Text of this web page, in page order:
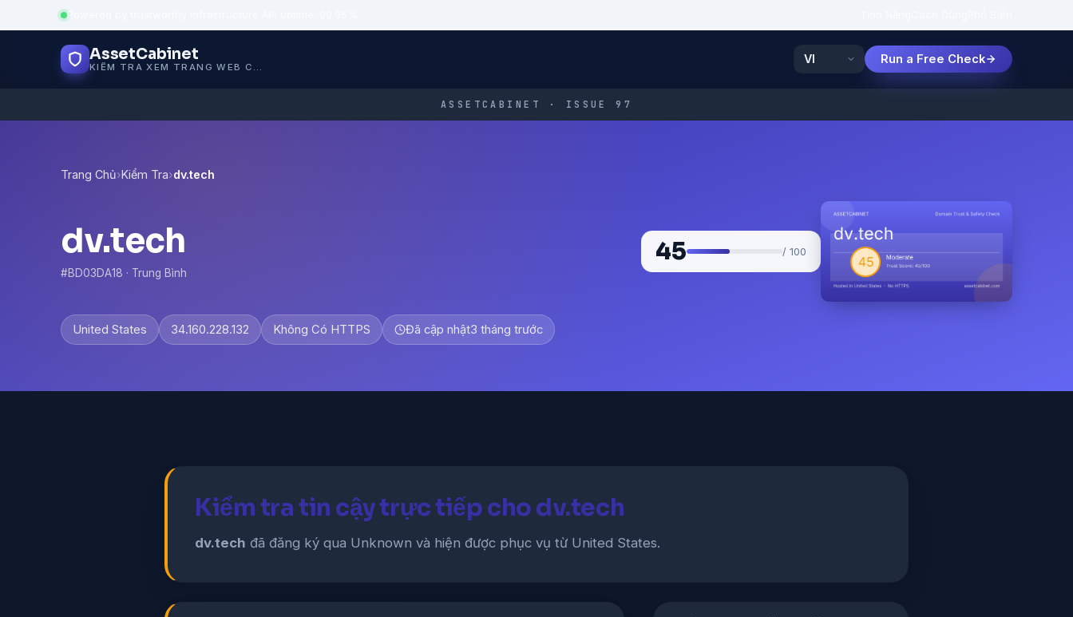
Powered by trustworthy infrastructure
AssetCabinet
KIỂM TRA XEM TRANG WEB CÓ AN TOÀN KHÔNG
Run a Free Check
ASSETCABINET · ISSUE 97
Trang Chủ›Kiểm Tra›dv.tech
dv.tech
#BD03DA18 · Trung Bình
45 / 100
United States 34.160.228.132 Không Có HTTPS Đã cập nhật3 tháng trước
Kiểm tra tin cậy trực tiếp cho dv.tech
dv.tech đã đăng ký qua Unknown và hiện được phục vụ từ United States.